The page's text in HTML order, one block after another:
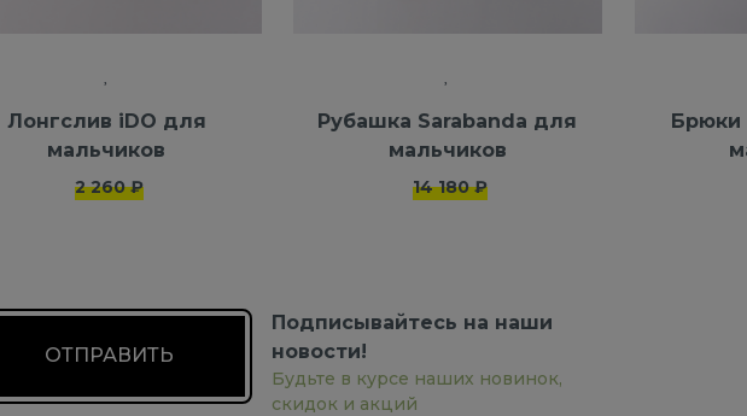
Лонгслив iDO для
мальчиков
2 260 ₽
Рубашка Sarabanda для
мальчиков
14 180 ₽
Брюки
Подписывайтесь на наши
новости!
Будьте в курсе наших новинок,
скидок и акций